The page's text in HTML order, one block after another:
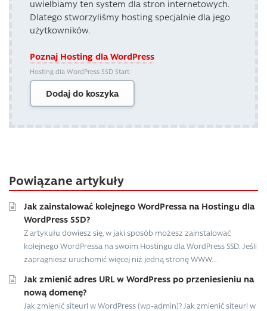
uwielbiamy ten system dla stron internetowych.
Dlatego stworzyliśmy hosting specjalnie dla jego
użytkowników.
Poznaj Hosting dla WordPress
Hosting dla WordPress SSD Start
Dodaj do koszyka
Powiązane artykuły
Jak zainstalować kolejnego WordPressa na Hostingu dla
WordPress SSD?
Z artykułu dowiesz się, w jaki sposób możesz zainstalować
kolejnego WordPressa na swoim Hostingu dla WordPress SSD. Jeśli
zapragniesz uruchomić więcej niż jedną stronę WWW...
Jak zmienić adres URL w WordPress po przeniesieniu na
nową domenę?
Jak zmienić siteurl w WordPress (wp-admin)? Jak zmienić siteurl w